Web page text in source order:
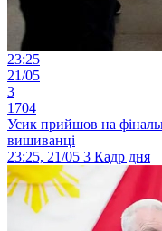
23:25
21/05
3
1704
Усик прийшов на
вишиванці
23:25, 21/05 3 Кадр дня